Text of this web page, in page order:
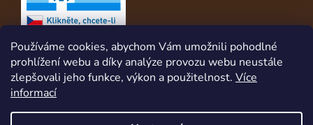
Používáme cookies, abychom Vám umožnili pohodlné
prohlížení webu a díky analýze provozu webu neustále
zlepšovali jeho funkce, výkon a použitelnost. Více
informací